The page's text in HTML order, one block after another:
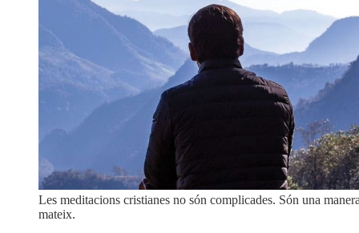
Les meditacions cristianes no són complicades. Són una
mateix.